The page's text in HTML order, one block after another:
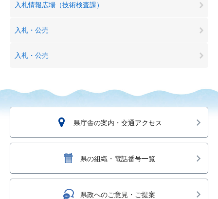
入札情報広場（技術検査課）
入札・公売
入札・公売
県庁舎の案内・交通アクセス
県の組織・電話番号一覧
県政へのご意見・ご提案